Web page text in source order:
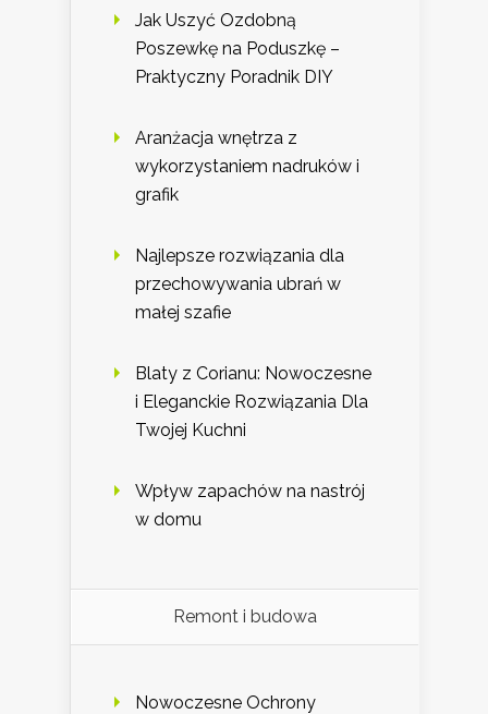
Jak Uszyć Ozdobną
Poszewkę na Poduszkę –
Praktyczny Poradnik DIY
Aranżacja wnętrza z
wykorzystaniem nadruków i
grafik
Najlepsze rozwiązania dla
przechowywania ubrań w
małej szafie
Blaty z Corianu: Nowoczesne
i Eleganckie Rozwiązania Dla
Twojej Kuchni
Wpływ zapachów na nastrój
w domu
Remont i budowa
Nowoczesne Ochrony